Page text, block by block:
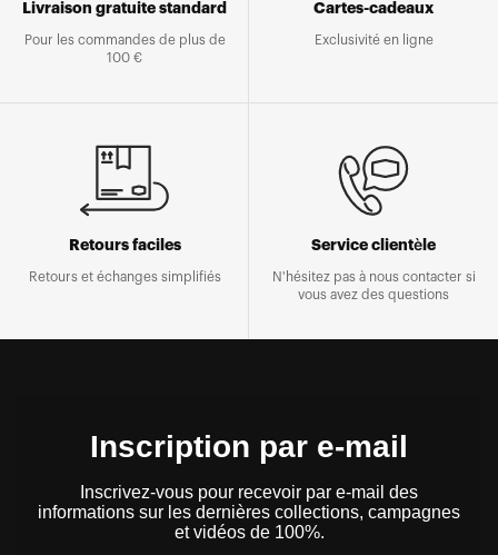
Livraison gratuite standard
Pour les commandes de plus de
100 €
Cartes-cadeaux
Exclusivité en ligne
Retours faciles
Retours et échanges simplifiés
Service clientèle
N'hésitez pas à nous contacter si
vous avez des questions
Inscription par e-mail
Inscrivez-vous pour recevoir par e-mail des
informations sur les dernières collections, campagnes
et vidéos de 100%.